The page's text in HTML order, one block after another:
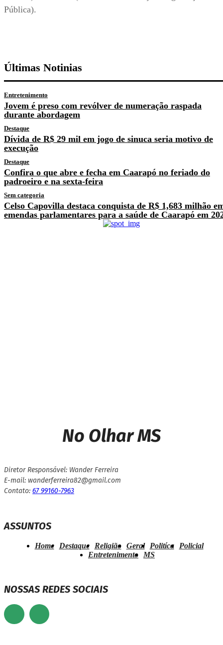
Pública).
Últimas Notinias
Entretenimento
Jovem é preso com revólver de numeração raspada
durante abordagem
Destaque
Dívida de R$ 29 mil em jogo de sinuca seria motivo de
execução
Destaque
Confira o que abre e fecha em Caarapó no feriado do
padroeiro e na sexta-feira
Sem categoria
Celso Capovilla destaca conquista de R$ 1,683 milhão
emendas parlamentares para a saúde de Caarapó em
No Olhar MS
Diretor Responsável: Wander Ferreira
E-mail: wanderferreira82@gmail.com
Contato: 67 99160-7963
ASSUNTOS
Home Destaque Religião Geral Politíca
Policial
Entretenimento
MS
NOSSAS REDES SOCIAIS